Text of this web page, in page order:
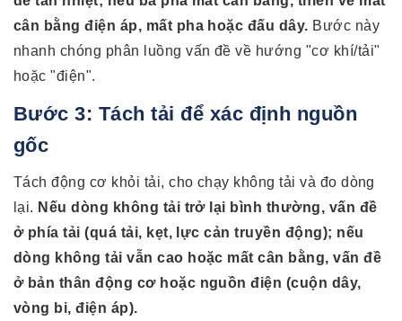
cân bằng điện áp, mất pha hoặc đấu dây. Bước này
nhanh chóng phân luồng vấn đề về hướng "cơ khí/tải"
hoặc "điện".
Bước 3: Tách tải để xác định nguồn
gốc
Tách động cơ khỏi tải, cho chạy không tải và đo dòng
lại. Nếu dòng không tải trở lại bình thường, vấn đề
ở phía tải (quá tải, kẹt, lực cản truyền động); nếu
dòng không tải vẫn cao hoặc mất cân bằng, vấn đề
ở bản thân động cơ hoặc nguồn điện (cuộn dây,
vòng bi, điện áp).